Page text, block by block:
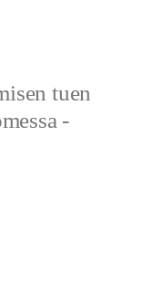
tuen
-